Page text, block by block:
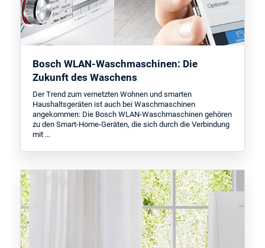
Bosch WLAN-Waschmaschinen: Die
Zukunft des Waschens
Der Trend zum vernetzten Wohnen und smarten
Haushaltsgeräten ist auch bei Waschmaschinen
angekommen: Die Bosch WLAN-Waschmaschinen gehören
zu den Smart-Home-Geräten, die sich durch die Verbindung
mit …